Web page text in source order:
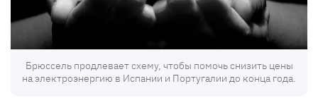
Брюссель продлевает схему, чтобы помочь снизить цены
на электроэнергию в Испании и Португалии до конца года.